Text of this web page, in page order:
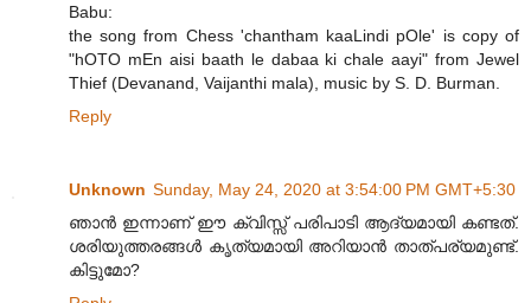
Babu:
the song from Chess 'chantham kaaLindi pOle' is copy of
"hOTO mEn aisi baath le dabaa ki chale aayi" from Jewel
Thief (Devanand, Vaijanthi mala), music by S. D. Burman.
Reply
Unknown Sunday, May 24, 2020 at 3:54:00 PM GMT+5:30
ഞാൻ ഇന്നാണ് ഈ ക്വിസ്സ് പരിപാടി ആദ്യമായി കണ്ടത്.
ശരിയുത്തരങ്ങൾ കൃത്യമായി അറിയാൻ താത്പര്യമുണ്ട്.
കിട്ടുമോ?